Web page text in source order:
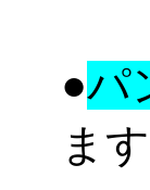
●パ
ます